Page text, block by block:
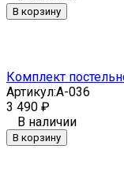
В корзину
Комплект
Артикул:A-036
3 490 ₽
В наличии
В корзину